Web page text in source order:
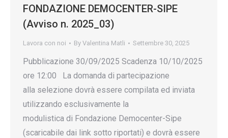
FONDAZIONE DEMOCENTER-SIPE
(Avviso n. 2025_03)
Lavora con noi By Valentina Matli Settembre 30, 2025
Pubblicazione 30/09/2025 Scadenza 10/10/2025
ore 12:00 La domanda di partecipazione
alla selezione dovrà essere compilata ed inviata
utilizzando esclusivamente la
modulistica di Fondazione Democenter-Sipe
(scaricabile dai link sotto riportati) e dovrà essere